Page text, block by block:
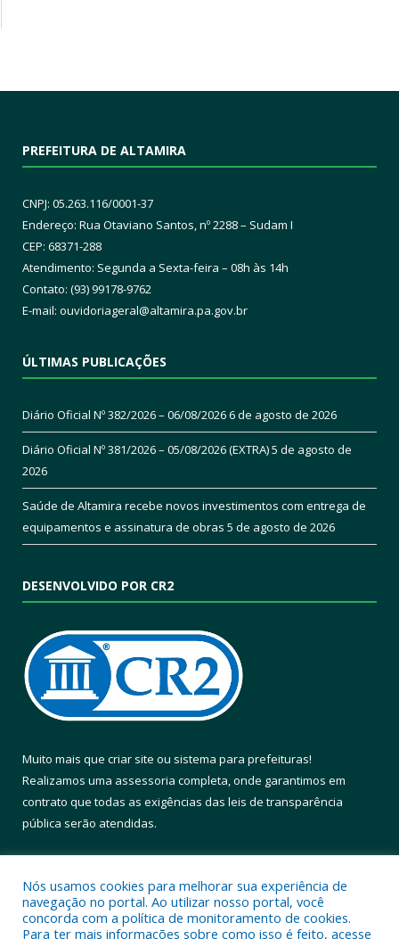
PREFEITURA DE ALTAMIRA
CNPJ: 05.263.116/0001-37
Endereço: Rua Otaviano Santos, nº 2288 – Sudam I
CEP: 68371-288
Atendimento: Segunda a Sexta-feira – 08h às 14h
Contato: (93) 99178-9762
E-mail: ouvidoriageral@altamira.pa.gov.br
ÚLTIMAS PUBLICAÇÕES
Diário Oficial Nº 382/2026 – 06/08/20266 de agosto de 2026
Diário Oficial Nº 381/2026 – 05/08/2026 (EXTRA)5 de agosto de
2026
Saúde de Altamira recebe novos investimentos com entrega de
equipamentos e assinatura de obras 5 de agosto de 2026
DESENVOLVIDO POR CR2
Muito mais que criar site ou sistema para prefeituras!
Realizamos uma assessoria completa, onde garantimos em
contrato que todas as exigências das leis de transparência
pública serão atendidas.
Nós usamos cookies para melhorar sua experiência de
navegação no portal. Ao utilizar nosso portal, você
concorda com a política de monitoramento de cookies.
Para ter mais informações sobre como isso é feito, acesse